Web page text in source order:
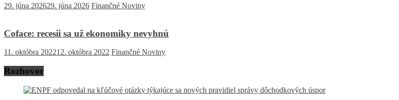
29. júna 202629. júna 2026 Finančné Noviny
Coface: recesii sa už ekonomiky nevyhnú
11. októbra 202212. októbra 2022 Finančné Noviny
Rozhovor